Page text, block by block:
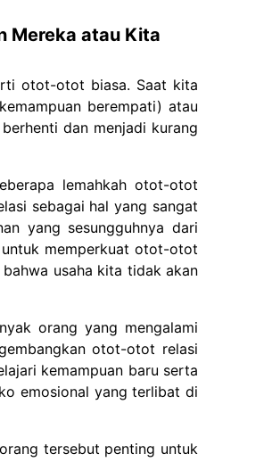
Mereka atau Kita
otot-otot biasa. Saat kita
berempati) atau
dan menjadi kurang
lemahkah otot-otot
sebagai hal yang sangat
yang sesungguhnya dari
memperkuat otot-otot
usaha kita tidak akan
orang yang mengalami
otot-otot relasi
kemampuan baru serta
emosional yang terlibat di
tersebut penting untuk